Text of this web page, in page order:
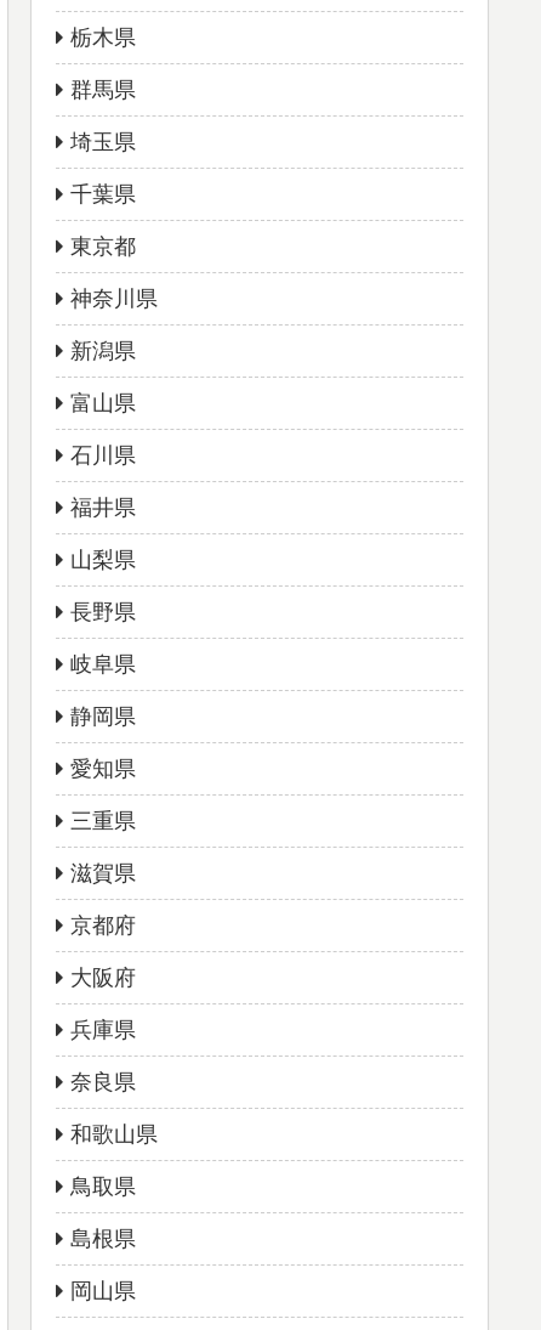
栃木県
群馬県
埼玉県
千葉県
東京都
神奈川県
新潟県
富山県
石川県
福井県
山梨県
長野県
岐阜県
静岡県
愛知県
三重県
滋賀県
京都府
大阪府
兵庫県
奈良県
和歌山県
鳥取県
島根県
岡山県